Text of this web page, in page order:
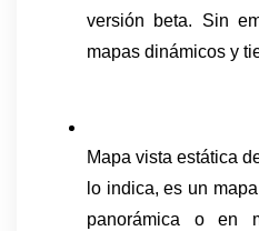
versión beta. Sin
mapas dinámicos y
Mapa vista estática
lo indica, es un
panorámica o en